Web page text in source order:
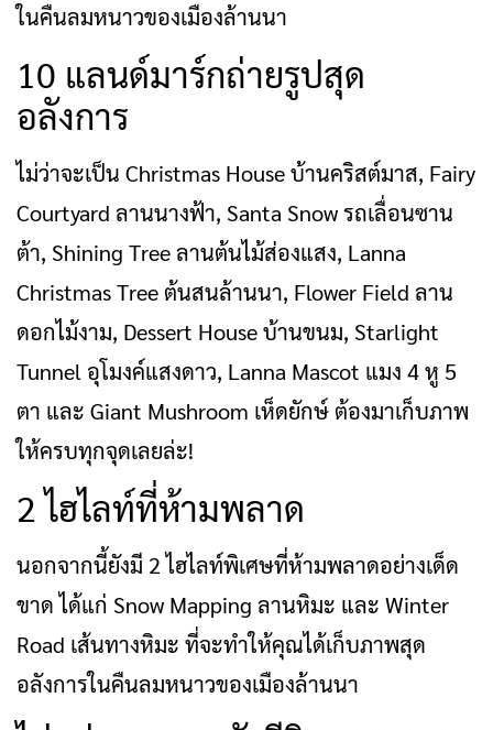
ในคืนลมหนาวของเมืองล้านนา
10 แลนด์มาร์กถ่ายรูปสุด
อลังการ
ไม่ว่าจะเป็น Christmas House บ้านคริสต์มาส, Fairy
Courtyard ลานนางฟ้า, Santa Snow รถเลื่อนซาน
ต้า, Shining Tree ลานต้นไม้ส่องแสง, Lanna
Christmas Tree ต้นสนล้านนา, Flower Field ลาน
ดอกไม้งาม, Dessert House บ้านขนม, Starlight
Tunnel อุโมงค์แสงดาว, Lanna Mascot แมง 4 หู 5
ตา และ Giant Mushroom เห็ดยักษ์ ต้องมาเก็บภาพ
ให้ครบทุกจุดเลยล่ะ!
2 ไฮไลท์ที่ห้ามพลาด
นอกจากนี้ยังมี 2 ไฮไลท์พิเศษที่ห้ามพลาดอย่างเด็ด
ขาด ได้แก่ Snow Mapping ลานหิมะ และ Winter
Road เส้นทางหิมะ ที่จะทำให้คุณได้เก็บภาพสุด
อลังการในคืนลมหนาวของเมืองล้านนา